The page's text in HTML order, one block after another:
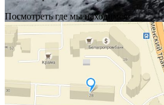
Посмотреть где мы находимся